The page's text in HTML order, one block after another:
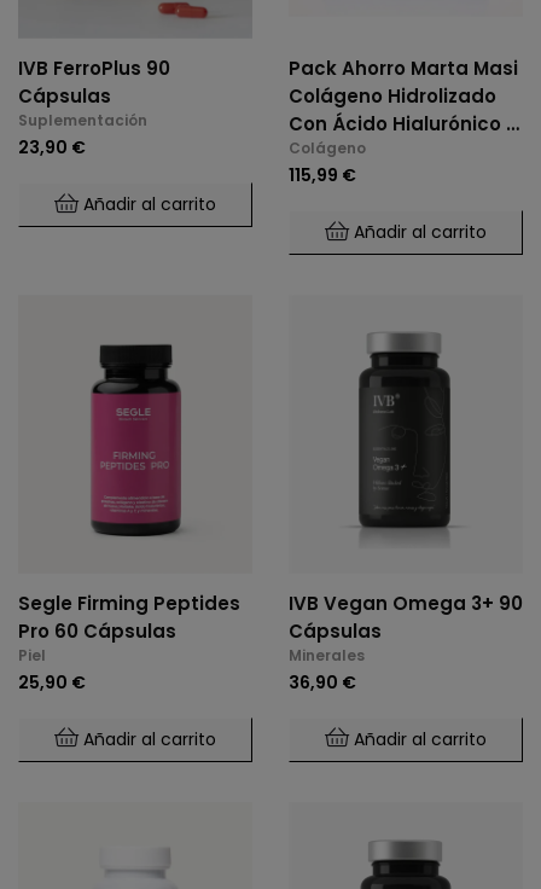
IVB FerroPlus 90
Cápsulas
Suplementación
23,90 €
Añadir al carrito
Pack Ahorro Marta Masi
Colágeno Hidrolizado
Con Ácido Hialurónico Y
Vitamina C 3X30 Sobres
Colágeno
115,99 €
Añadir al carrito
Segle Firming Peptides
Pro 60 Cápsulas
Piel
25,90 €
Añadir al carrito
IVB Vegan Omega 3+ 90
Cápsulas
Minerales
36,90 €
Añadir al carrito